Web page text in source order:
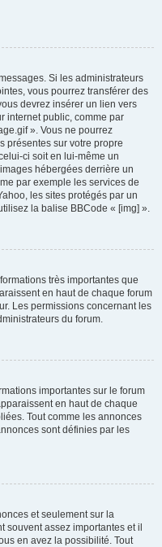
Si les administrateurs
vous pourrez transférer des
devrez insérer un lien vers
internet public, comme par
». Vous ne pourrez
présentes sur votre propre
ci soit en lui-même un
hébergées derrière un
par exemple les services de
les sites protégés par un
la balise BBCode « [img] ».
très importantes que
en haut de chaque forum
Les permissions concernant les
du forum.
importantes sur le forum
en haut de chaque
Tout comme les annonces
sont définies par les
et seulement sur la
souvent assez importantes et il
en avez la possibilité. Tout